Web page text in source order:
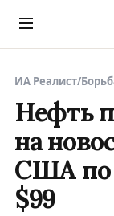
Menu
ИА Реалист/
Нефть
на
США по
$99